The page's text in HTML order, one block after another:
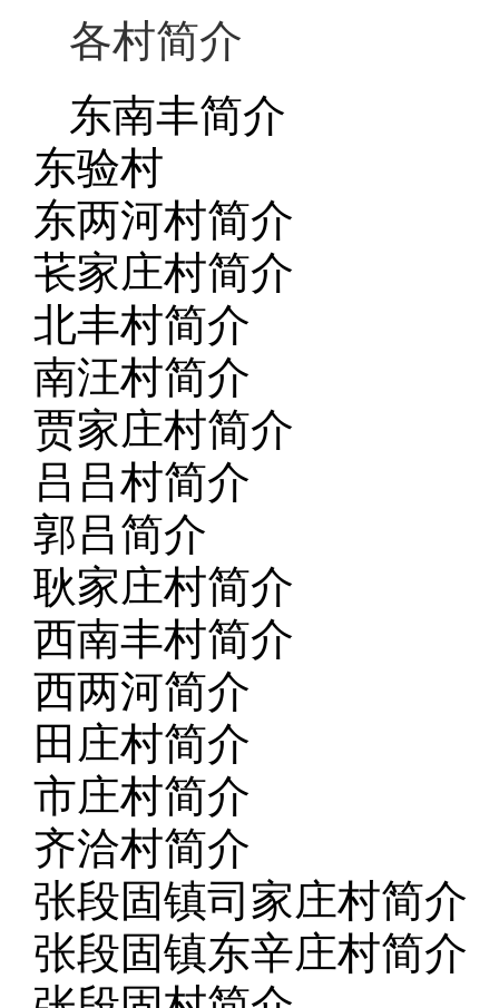
各村简介
东南丰简介
东验村
东两河村简介
苌家庄村简介
北丰村简介
南汪村简介
贾家庄村简介
吕吕村简介
郭吕简介
耿家庄村简介
西南丰村简介
西两河简介
田庄村简介
市庄村简介
齐洽村简介
张段固镇司家庄村简介
张段固镇东辛庄村简介